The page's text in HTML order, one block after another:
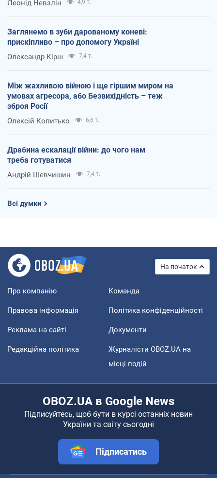
Леонід Невзлін 4,9 т.
Заглянемо в зуби дарованому коневі:
прискіпливо – про допомогу Україні
Олександр Кірш 7,4 т.
Між жахливою війною і ще гіршим миром на
умовах агресора, або Безвихідність – теж
зброя Росії
Олексій Копитько 6,6 т.
Драбина ескалації війни: до чого нам
треба готуватися
Андрій Шевчишин 7,4 т.
Всі думки
На початок
Про компанію Команда
Правова інформація Політика конфіденційності
Реклама на сайті Документи
Редакційна політика
Журналісти OBOZ.UA на
місці подій
OBOZ.UA в Google News
Підписуйтесь, щоб бути в курсі останніх новин
України та світу сьогодні
Підписатись